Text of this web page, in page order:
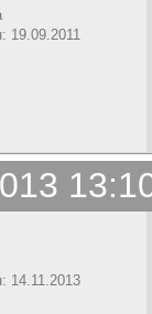
19.09.2011
14.11.2013